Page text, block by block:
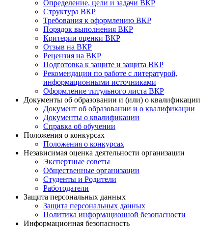
Определение, цели и задачи ВКР
Структура ВКР
Требования к оформлению ВКР
Порядок выполнения ВКР
Критерии оценки ВКР
Отзыв на ВКР
Рецензия на ВКР
Подготовка к защите и защита ВКР
Рекомендации по работе с литературой,
информационными источниками
Оформление титульного листа ВКР
Документы об образовании и (или) о квалификации
Документ об образовании и о квалификации
Документы о квалификации
Справка об обучении
Положения о конкурсах
Положения о конкурсах
Независимая оценка деятельности организации
Экспертные советы
Общественные организации
Студенты и Родители
Работодатели
Защита персональных данных
Защита персональных данных
Политика информационной безопасности
Информационная безопасность